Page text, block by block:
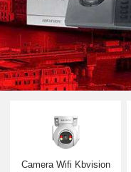
Camera Wifi Kbvision